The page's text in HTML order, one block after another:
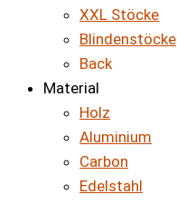
XXL Stöcke
Blindenstöcke
Back
Material
Holz
Aluminium
Carbon
Edelstahl